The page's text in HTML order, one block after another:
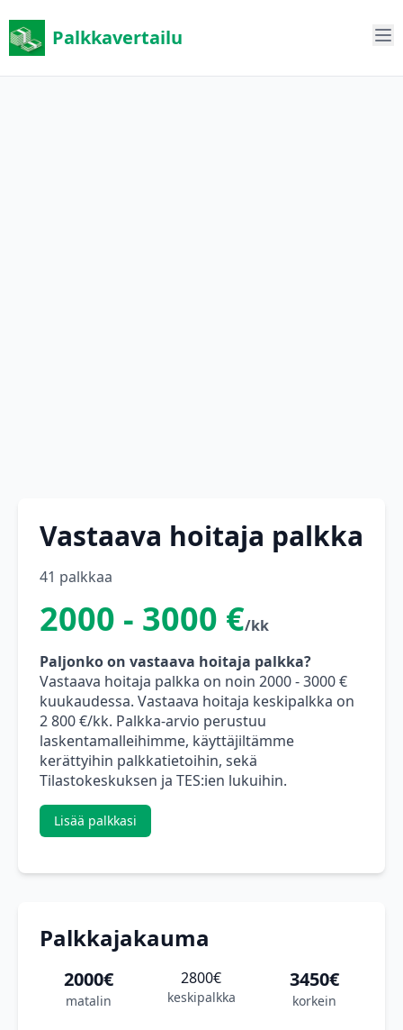
Palkkavertailu
Vastaava hoitaja palkka
41 palkkaa
2000 - 3000 €/kk
Paljonko on vastaava hoitaja palkka?
Vastaava hoitaja palkka on noin 2000 - 3000 €
kuukaudessa. Vastaava hoitaja keskipalkka on
2 800 €/kk. Palkka-arvio perustuu
laskentamalleihimme, käyttäjiltämme
kerättyihin palkkatietoihin, sekä
Tilastokeskuksen ja TES:ien lukuihin.
Lisää palkkasi
Palkkajakauma
2000€
matalin
2800€
keskipalkka
3450€
korkein